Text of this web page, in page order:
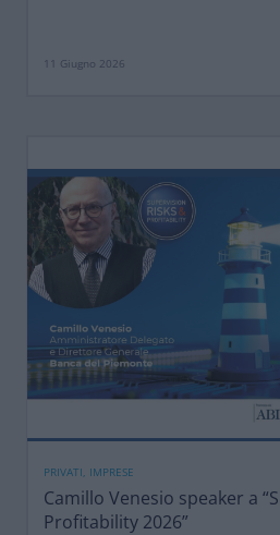
11 Giugno 2026
PRIVATI, IMPRESE
Camillo Venesio speaker a
Profitability 2026”